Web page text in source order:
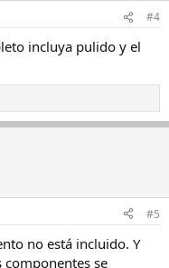
#4
incluya pulido y el
#5
no está incluido. Y
componentes se